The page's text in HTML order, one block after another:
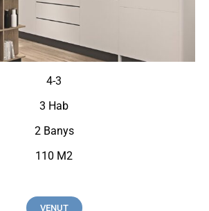
4-3
3 Hab
2 Banys
110 M2
VENUT